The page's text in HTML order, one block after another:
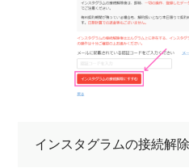
インスタグラムの接続解